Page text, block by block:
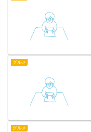
グルメ
グルメ